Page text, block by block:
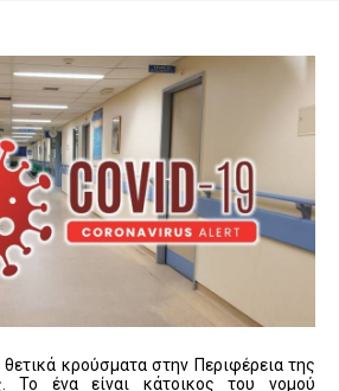
κρούσματα στην Περιφέρεια της
Το ένα είναι κάτοικος του νομού